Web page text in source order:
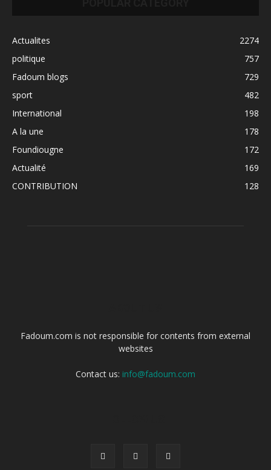
Actualites
2274
politique
757
Fadoum blogs
729
sport
482
International
198
A la une
178
Foundiougne
172
Actualité
169
CONTRIBUTION
128
Fadoum.com is not responsible for contents from external
websites
Contact us: info@fadoum.com